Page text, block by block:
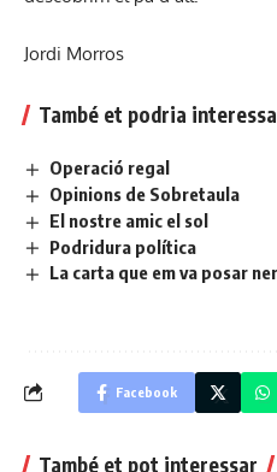
Jordi Morros
També et podria
Operació regal
Opinions de Sobretaula
El nostre amic el sol
Podridura política
La carta que em va posar
Facebook
També et pot interessar